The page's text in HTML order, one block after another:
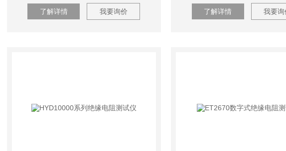
了解详情 我要询价 了解详情 我要询